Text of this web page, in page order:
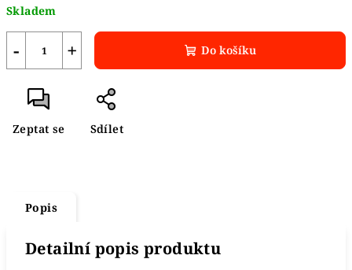
cena:
Skladem
+
− Do košíku
Zeptat se Sdílet
Popis
Detailní popis produktu